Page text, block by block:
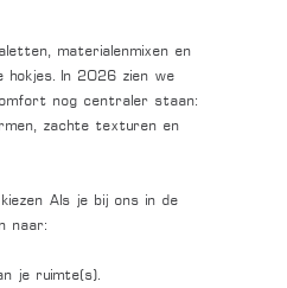
materialenmixen en
hokjes. In 2026 zien we
nog centraler staan:
zachte texturen en
Als je bij ons in de
naar:
je ruimte(s).